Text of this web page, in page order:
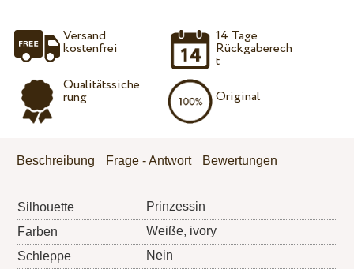
Versand
kostenfrei
Qualitätssiche
rung
14 Tage
Rückgaberech
t
Original
Beschreibung Frage - Antwort Bewertungen
Silhouette
Prinzessin
Farben
Weiße, ivory
Schleppe
Nein